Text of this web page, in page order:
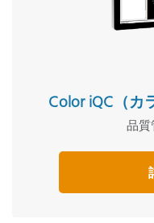
Color iQC（カ
品質